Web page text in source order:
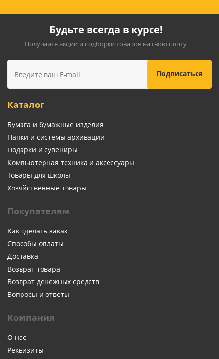
Будьте всегда в курсе!
Получайте акции и подборки товаров на свою почту
Каталог
Бумага и бумажные изделия
Папки и системы архивации
Подарки и сувениры
Компьютерная техника и аксессуары
Товары для школы
Хозяйственные товары
Покупателям
Как сделать заказ
Способы оплаты
Доставка
Возврат товара
Возврат денежных средств
Вопросы и ответы
Компания
О нас
Реквизиты